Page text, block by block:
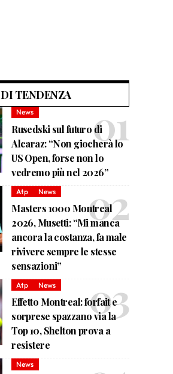
DI TENDENZA
News
Rusedski sul futuro di
Alcaraz: “Non giocherà lo
US Open, forse non lo
vedremo più nel 2026”
Atp News
Masters 1000 Montreal
2026, Musetti: “Mi manca
ancora la costanza, fa male
rivivere sempre le stesse
sensazioni”
Atp News
Effetto Montreal: forfait e
sorprese spazzano via la
Top 10, Shelton prova a
resistere
News